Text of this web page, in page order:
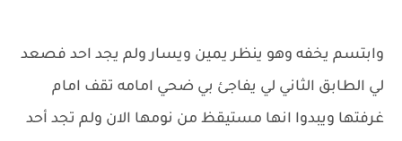
وابتسم يخفه وهو ينظر يمين ويسار ولم يجد احد فصعد
لي الطابق الثاني لي يفاجئ بي ضحي امامه تقف امام
غرفتها ويبدوا انها مستيقظ من نومها الان ولم تجد أحد